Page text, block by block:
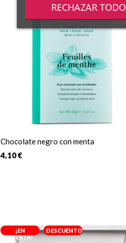
Chocolate negro con menta
4,10 €
¡EN
OFERTA!
DESCUENTO
RECHAZAR TODO